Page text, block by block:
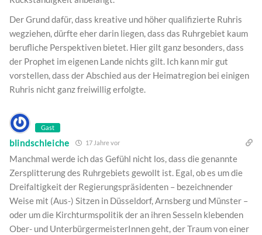
Der Grund dafür, dass kreative und höher qualifizierte Ruhris
wegziehen, dürfte eher darin liegen, dass das Ruhrgebiet kaum
berufliche Perspektiven bietet. Hier gilt ganz besonders, dass
der Prophet im eigenen Lande nichts gilt. Ich kann mir gut
vorstellen, dass der Abschied aus der Heimatregion bei einigen
Ruhris nicht ganz freiwillig erfolgte.
Gast
blindschleiche 17 Jahre vor
Manchmal werde ich das Gefühl nicht los, dass die genannte
Zersplitterung des Ruhrgebiets gewollt ist. Egal, ob es um die
Dreifaltigkeit der Regierungspräsidenten – bezeichnender
Weise mit (Aus-) Sitzen in Düsseldorf, Arnsberg und Münster –
oder um die Kirchturmspolitik der an ihren Sesseln klebenden
Ober- und UnterbürgermeisterInnen geht, der Traum von einer